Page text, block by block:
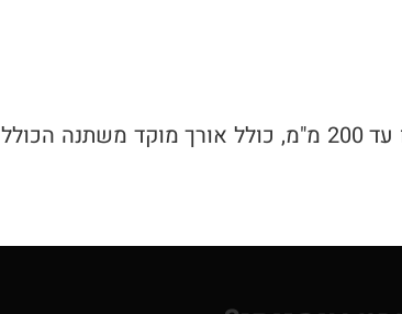
עדשות – פריים 50 מ"מ ומעלה | פריים מאקרו 50 מ"מ ומעלה | טלפוטו עד 200 מ"מ, כולל אורך מוקד משתנה הכולל